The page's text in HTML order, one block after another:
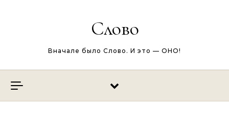
Слово
Вначале было Слово. И это — ОНО!